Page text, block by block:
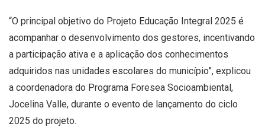
“O principal objetivo do Projeto Educação Integral 2025 é
acompanhar o desenvolvimento dos gestores, incentivando
a participação ativa e a aplicação dos conhecimentos
adquiridos nas unidades escolares do município”, explicou
a coordenadora do Programa Foresea Socioambiental,
Jocelina Valle, durante o evento de lançamento do ciclo
2025 do projeto.